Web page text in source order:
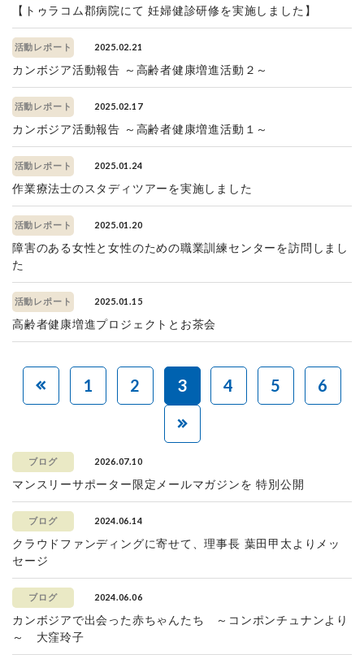
【トゥラコム郡病院にて 妊婦健診研修を実施しました】
活動レポート 2025.02.21
カンボジア活動報告 ～高齢者健康増進活動２～
活動レポート 2025.02.17
カンボジア活動報告 ～高齢者健康増進活動１～
活動レポート 2025.01.24
作業療法士のスタディツアーを実施しました
活動レポート 2025.01.20
障害のある女性と女性のための職業訓練センターを訪問しまし
た
活動レポート 2025.01.15
高齢者健康増進プロジェクトとお茶会
1 2 3 4 5 6
ブログ 2026.07.10
マンスリーサポーター限定メールマガジンを 特別公開
ブログ 2024.06.14
クラウドファンディングに寄せて、理事長 葉田甲太よりメッ
セージ
ブログ 2024.06.06
カンボジアで出会った赤ちゃんたち ～コンポンチュナンより
～ 大窪玲子